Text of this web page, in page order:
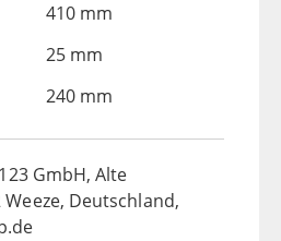
410 mm
25 mm
240 mm
GmbH, Alte
Deutschland,